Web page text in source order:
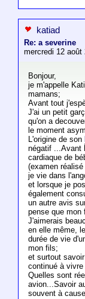
katiad
Re: a severine
mercredi 12 août
Bonjour,
je m'appelle
mamans;
Avant tout
J'ai un petit
qu'on a
le moment
L'origine de son
négatif ...Avant
cardiaque de
(examen
je vie dans
et lorsque je
également
un autre avis
pense que mon
J'aimerais
en elle même,
durée de vie
mon fils;
et surtout
continué à
Quelles sont
avion...Savoir
souvent à